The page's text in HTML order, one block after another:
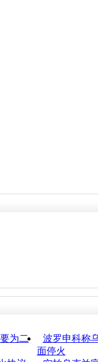
为二
波罗申科称
面停火